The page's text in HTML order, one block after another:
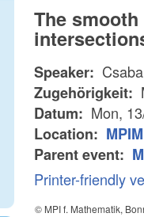
The
Speaker:
Zugehörigkeit:
Datum: Mon,
Location:
Parent event:
Printer-friendly
© MPI f. Mathematik,